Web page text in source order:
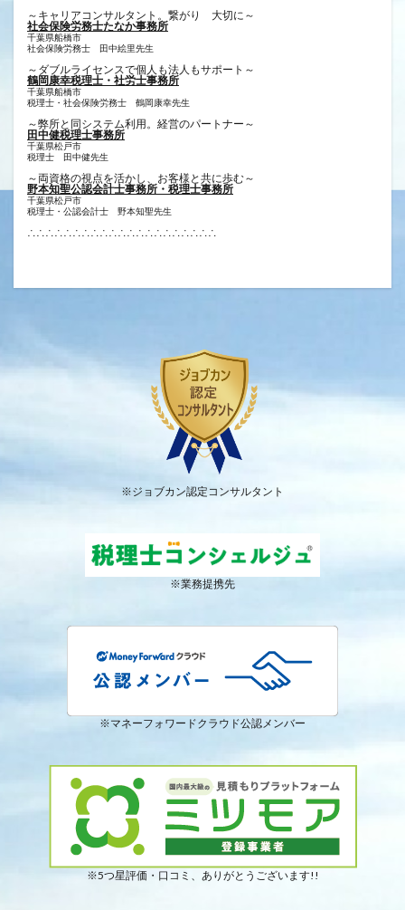
～キャリアコンサルタント。繋がり 大切に～
社会保険労務士たなか事務所
千葉県船橋市
社会保険労務士 田中絵里先生
～ダブルライセンスで個人も法人もサポート～
鶴岡康幸税理士・社労士事務所
千葉県船橋市
税理士・社会保険労務士 鶴岡康幸先生
～弊所と同システム利用。経営のパートナー～
田中健税理士事務所
千葉県松戸市
税理士 田中健先生
～両資格の視点を活かし、お客様と共に歩む～
野本知聖公認会計士事務所・税理士事務所
千葉県松戸市
税理士・公認会計士 野本知聖先生
∴∴∴∴∴∴∴∴∴∴∴∴∴∴∴∴∴∴∴∴∴
※ジョブカン認定コンサルタント
※業務提携先
※マネーフォワードクラウド公認メンバー
※5つ星評価・口コミ、ありがとうございます!!